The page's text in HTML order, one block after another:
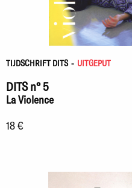
TIJDSCHRIFT DITS - UITGEPUT
DITS n° 5
La Violence
18 €